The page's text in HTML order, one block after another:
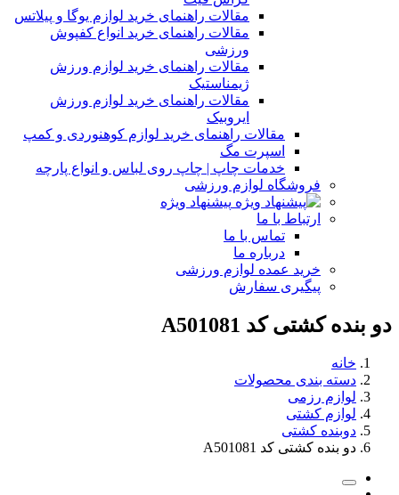
مقالات راهنمای خرید لوازم یوگا و پیلاتس
مقالات راهنمای خرید انواع کفپوش
ورزشی
مقالات راهنمای خرید لوازم ورزش
ژیمناستیک
مقالات راهنمای خرید لوازم ورزش
ایروبیک
مقالات راهنمای خرید لوازم کوهنوردی و کمپ
اسپرت مگ
خدمات چاپ | چاپ روی لباس و انواع پارچه
فروشگاه لوازم ورزشی
پیشنهاد ویژه
ارتباط با ما
تماس با ما
درباره ما
خرید عمده لوازم ورزشی
پیگیری سفارش
دو بنده کشتی کد A501081
خانه
دسته بندی محصولات
لوازم رزمی
لوازم کشتی
دوبنده کشتی
دو بنده کشتی کد A501081